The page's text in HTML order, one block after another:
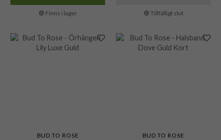
🟢 Finns i lager 🔴 Tillfälligt slut
BUD TO ROSE BUD TO ROSE